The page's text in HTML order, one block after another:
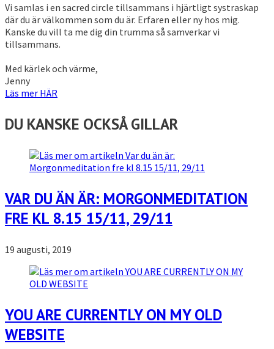
Vi samlas i en sacred circle tillsammans i hjärtligt systraskap
där du är välkommen som du är. Erfaren eller ny hos mig.
Kanske du vill ta me dig din trumma så samverkar vi
tillsammans.
Med kärlek och värme,
Jenny
Läs mer HÄR
DU KANSKE OCKSÅ GILLAR
VAR DU ÄN ÄR: MORGONMEDITATION
FRE KL 8.15 15/11, 29/11
19 augusti, 2019
YOU ARE CURRENTLY ON MY OLD
WEBSITE